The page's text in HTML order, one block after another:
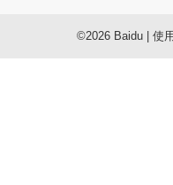
©2026 Baidu| 使